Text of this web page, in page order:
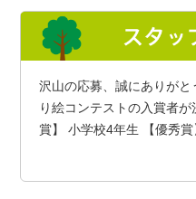
沢山の応募、誠にありが
り絵コンテストの入賞者
賞】 小学校4年生 【優秀